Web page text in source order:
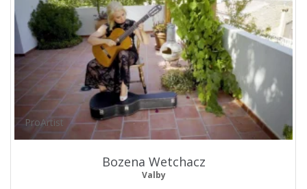
ProArtist
Bozena Wetchacz
Valby